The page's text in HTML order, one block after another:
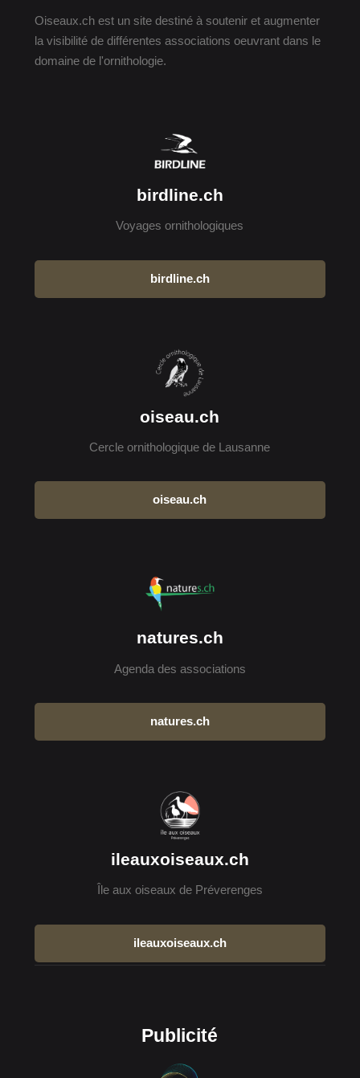
Oiseaux.ch est un site destiné à soutenir et augmenter
la visibilité de différentes associations oeuvrant dans le
domaine de l'ornithologie.
birdline.ch
Voyages ornithologiques
birdline.ch
oiseau.ch
Cercle ornithologique de Lausanne
oiseau.ch
natures.ch
Agenda des associations
natures.ch
ileauxoiseaux.ch
Île aux oiseaux de Préverenges
ileauxoiseaux.ch
Publicité